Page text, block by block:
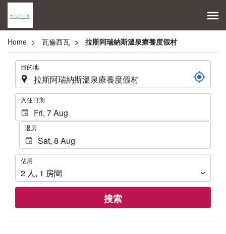
Home 瓦倫西瓦 拉斯阿瑞納斯溫泉療養度假村
. 目的地
. 入住日期
退房
佔
用
佔用
2 人, 1 房間
搜索